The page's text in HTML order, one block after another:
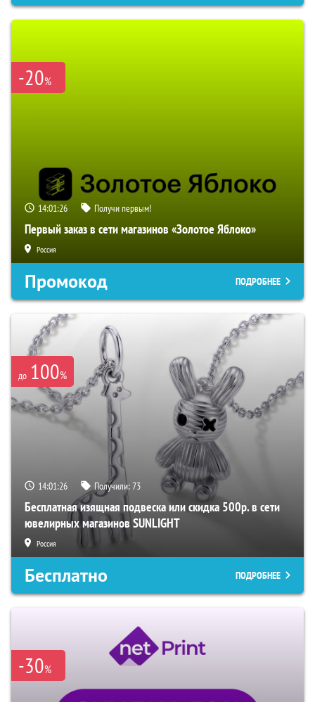
-20%
14:01:25 Получи первым!
Первый заказ в сети магазинов «Золотое Яблоко»
Россия
Промокод ПОДРОБНЕЕ
до 100%
14:01:25 Получили:73
Бесплатная изящная подвеска или скидка 500р. в сети
ювелирных магазинов SUNLIGHT
Россия
Бесплатно ПОДРОБНЕЕ
-30%